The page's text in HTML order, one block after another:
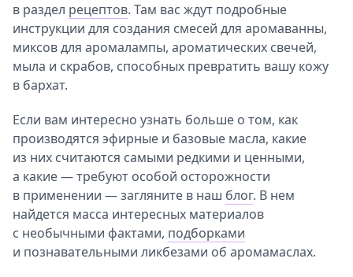
в раздел рецептов. Там вас ждут подробные
инструкции для создания смесей для аромаванны,
миксов для аромалампы, ароматических свечей,
мыла и скрабов, способных превратить вашу кожу
в бархат.
Если вам интересно узнать больше о том, как
производятся эфирные и базовые масла, какие
из них считаются самыми редкими и ценными,
а какие — требуют особой осторожности
в применении — загляните в наш блог. В нем
найдется масса интересных материалов
с необычными фактами, подборками
и познавательными ликбезами об аромамаслах.